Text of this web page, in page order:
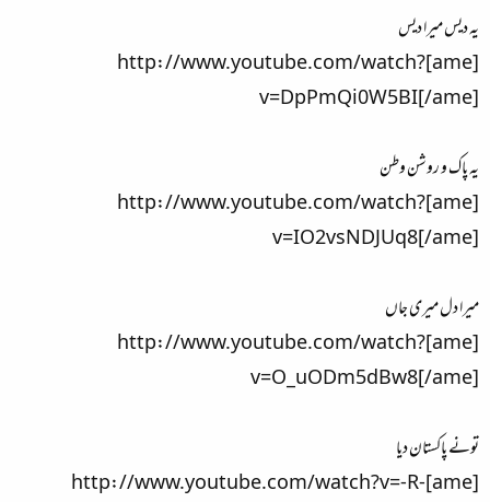
یہ دیس میرا دیس
[ame]http://www.youtube.com/watch?
v=DpPmQi0W5BI[/ame]
یہ پاک و روشن وطن
[ame]http://www.youtube.com/watch?
v=IO2vsNDJUq8[/ame]
میرا دل میری جاں
[ame]http://www.youtube.com/watch?
v=O_uODm5dBw8[/ame]
تونے پاکستان دیا
[ame]http://www.youtube.com/watch?v=-R-